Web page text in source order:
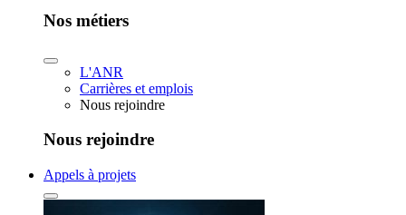
Nos métiers
L'ANR
Carrières et emplois
Nous rejoindre
Nous rejoindre
Appels à projets